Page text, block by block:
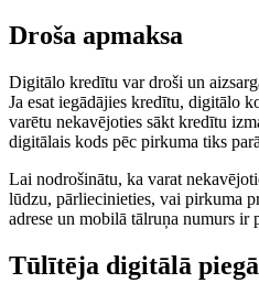
Droša apmaksa
Digitālo kredītu var droši un
Ja esat iegādājies kredītu, digitālo
varētu nekavējoties sākt kredītu
digitālais kods pēc pirkuma tiks
Lai nodrošinātu, ka varat
lūdzu, pārliecinieties, vai pirkuma
adrese un mobilā tālruņa numurs ir
Tūlītēja digitālā